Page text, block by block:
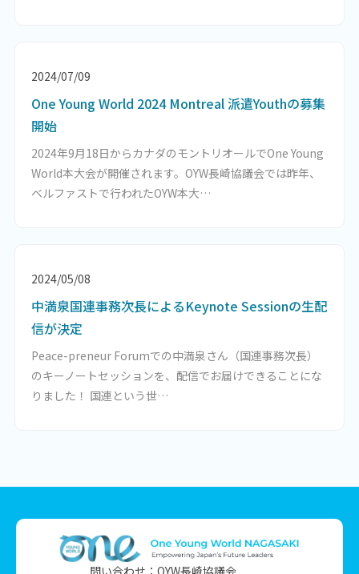
2024/07/09
One Young World 2024 Montreal 派遣Youthの募集
開始
2024年9月18日からカナダのモントリオールでOne Young
World本大会が開催されます。OYW長崎協議会では昨年、
ベルファストで行われたOYW本大…
2024/05/08
中満泉国連事務次長によるKeynote Sessionの生配
信が決定
Peace-preneur Forumでの中満泉さん（国連事務次長）
のキーノートセッションを、配信でお届けできることにな
りました！ 国連という世…